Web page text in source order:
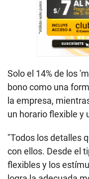
Solo el 14% de los
bono como una
la empresa,
un horario flexible y
"Todos los detalles
con ellos. Desde el
flexibles y los